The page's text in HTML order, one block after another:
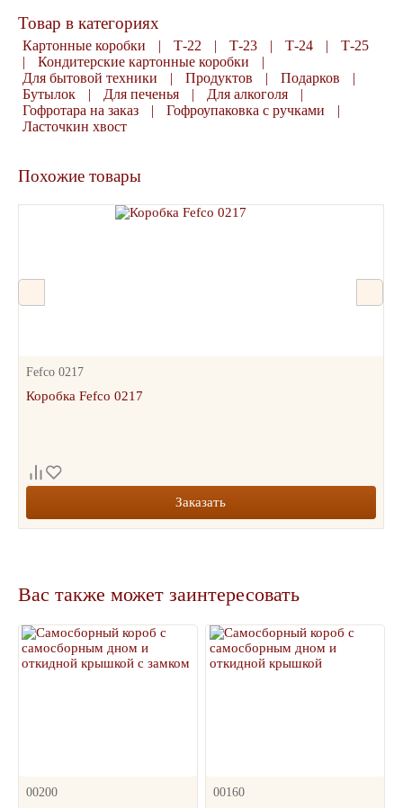
Товар в категориях
Картонные коробки | Т-22 | Т-23 | Т-24 |
Т-25
|
Кондитерские картонные коробки
|
Для бытовой техники
| Продуктов | Подарков
|
Бутылок
| Для печенья | Для алкоголя
|
Гофротара на заказ
| Гофроупаковка с ручками
|
Ласточкин хвост
Похожие товары
Fefco 0217
Коробка Fefco 0217
Заказать
Вас также может заинтересовать
00200 00160